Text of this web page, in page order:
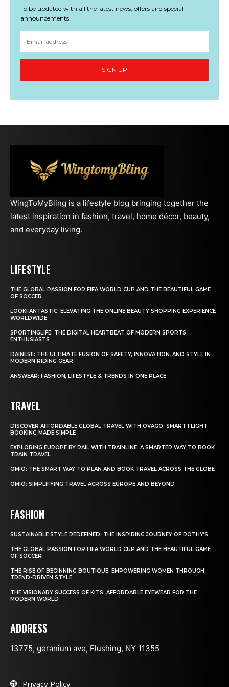
To be updated with all the latest news, offers and special
announcements.
SIGN UP
WingToMyBling is a lifestyle blog bringing together the
latest inspiration in fashion, travel, home décor, beauty,
and everyday living.
LIFESTYLE
THE GLOBAL PASSION FOR FIFA WORLD CUP AND THE BEAUTIFUL GAME
OF SOCCER
LOOKFANTASTIC: ELEVATING THE ONLINE BEAUTY SHOPPING EXPERIENCE
WORLDWIDE
SPORTINGLIFE: THE DIGITAL HEARTBEAT OF MODERN SPORTS
ENTHUSIASTS
DAINESE: THE ULTIMATE FUSION OF SAFETY, INNOVATION, AND STYLE IN
MODERN RIDING GEAR
ANSWEAR: FASHION, LIFESTYLE & TRENDS IN ONE PLACE
TRAVEL
DISCOVER AFFORDABLE GLOBAL TRAVEL WITH OVAGO: SMART FLIGHT
BOOKING MADE SIMPLE
EXPLORING EUROPE BY RAIL WITH TRAINLINE: A SMARTER WAY TO BOOK
TRAIN TRAVEL
OMIO: THE SMART WAY TO PLAN AND BOOK TRAVEL ACROSS THE GLOBE
OMIO: SIMPLIFYING TRAVEL ACROSS EUROPE AND BEYOND
FASHION
SUSTAINABLE STYLE REDEFINED: THE INSPIRING JOURNEY OF ROTHY’S
THE GLOBAL PASSION FOR FIFA WORLD CUP AND THE BEAUTIFUL GAME
OF SOCCER
THE RISE OF BEGINNING BOUTIQUE: EMPOWERING WOMEN THROUGH
TREND-DRIVEN STYLE
THE VISIONARY SUCCESS OF KITS: AFFORDABLE EYEWEAR FOR THE
MODERN WORLD
ADDRESS
13775, geranium ave, Flushing, NY 11355
Privacy Policy